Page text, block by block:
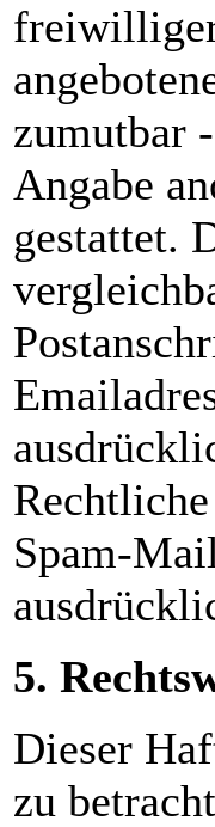
zumutbar
Angabe
gestattet.
Spam-
5.
Dieser
zu